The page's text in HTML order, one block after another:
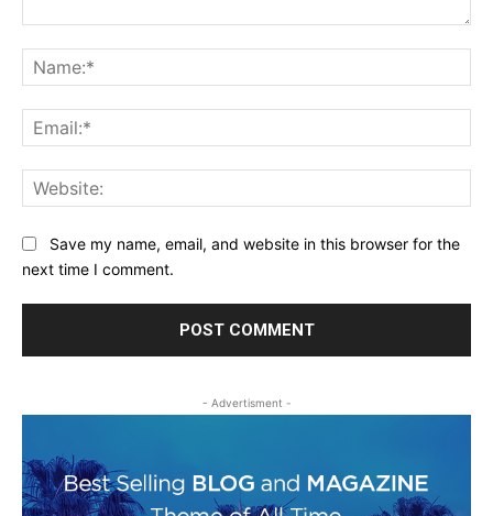
Save my name, email, and website in this browser for the
next time I comment.
- Advertisment -